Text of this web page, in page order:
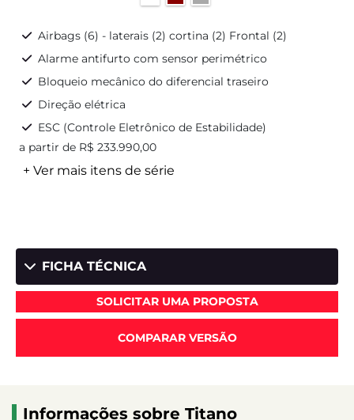
Airbags (6) - laterais (2) cortina (2) Frontal (2)
Alarme antifurto com sensor perimétrico
Bloqueio mecânico do diferencial traseiro
Direção elétrica
ESC (Controle Eletrônico de Estabilidade)
a partir de R$ 233.990,00
+ Ver mais itens de série
FICHA TÉCNICA
SOLICITAR UMA PROPOSTA
COMPARAR VERSÃO
Informações sobre Titano